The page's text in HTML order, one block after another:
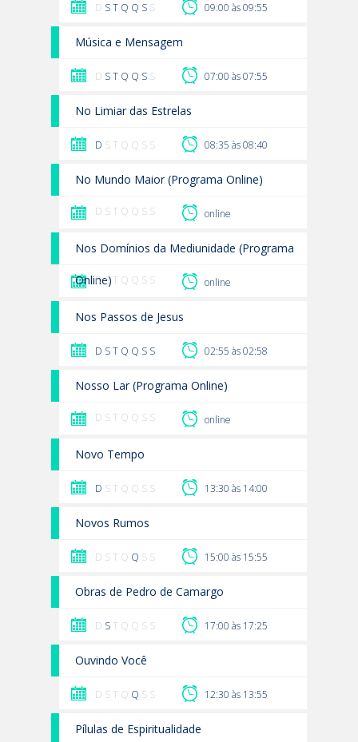
D ST Q Q S S 09:00 às 09:55
Música e Mensagem
D ST Q Q S S 07:00 às 07:55
No Limiar das Estrelas
D S T Q Q S S 08:35 às 08:40
No Mundo Maior (Programa Online)
D S T Q Q S S online
Nos Domínios da Mediunidade (Programa
Online)D S T Q Q S S online
Nos Passos de Jesus
D ST Q Q S S 02:55 às 02:58
Nosso Lar (Programa Online)
D S T Q Q S S online
Novo Tempo
D S T Q Q S S 13:30 às 14:00
Novos Rumos
D S T Q Q S S 15:00 às 15:55
Obras de Pedro de Camargo
D S T Q Q S S 17:00 às 17:25
Ouvindo Você
D S T Q Q S S 12:30 às 13:55
Pílulas de Espiritualidade